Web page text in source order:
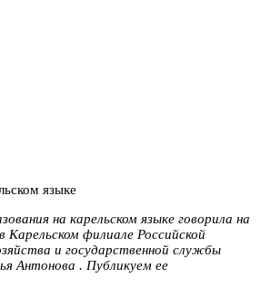
языке
на карельском языке говорила на
Карельском филиале Российской
и государственной службы
Антонова . Публикуем ее